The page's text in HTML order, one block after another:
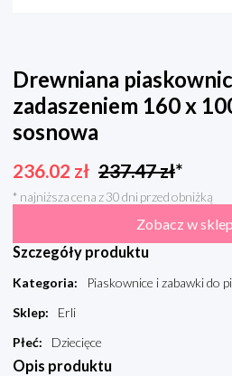
Drewniana
zadaszeniem 160 x
sosnowa
236.02 zł 237.47zł*
* najniższa cena z 30 dni przed obniżką
Zobacz w
Szczegóły produktu
Kategoria:
Piaskownice i zabawki do
Sklep:
Erli
Płeć: Dziecięce
Opis produktu